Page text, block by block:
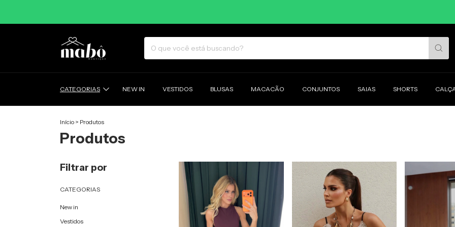
5%
CATEGORIAS NEW IN VESTIDOS BLUSAS MACACÃO CONJUNTOS SAIAS SHORTS
Início > Produtos
Produtos
Filtrar por
CATEGORIAS
New in
Vestidos